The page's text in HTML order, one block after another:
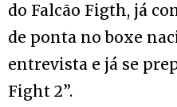
do Falcão Figth, já
de ponta no boxe
entrevista e já se
Fight 2”.